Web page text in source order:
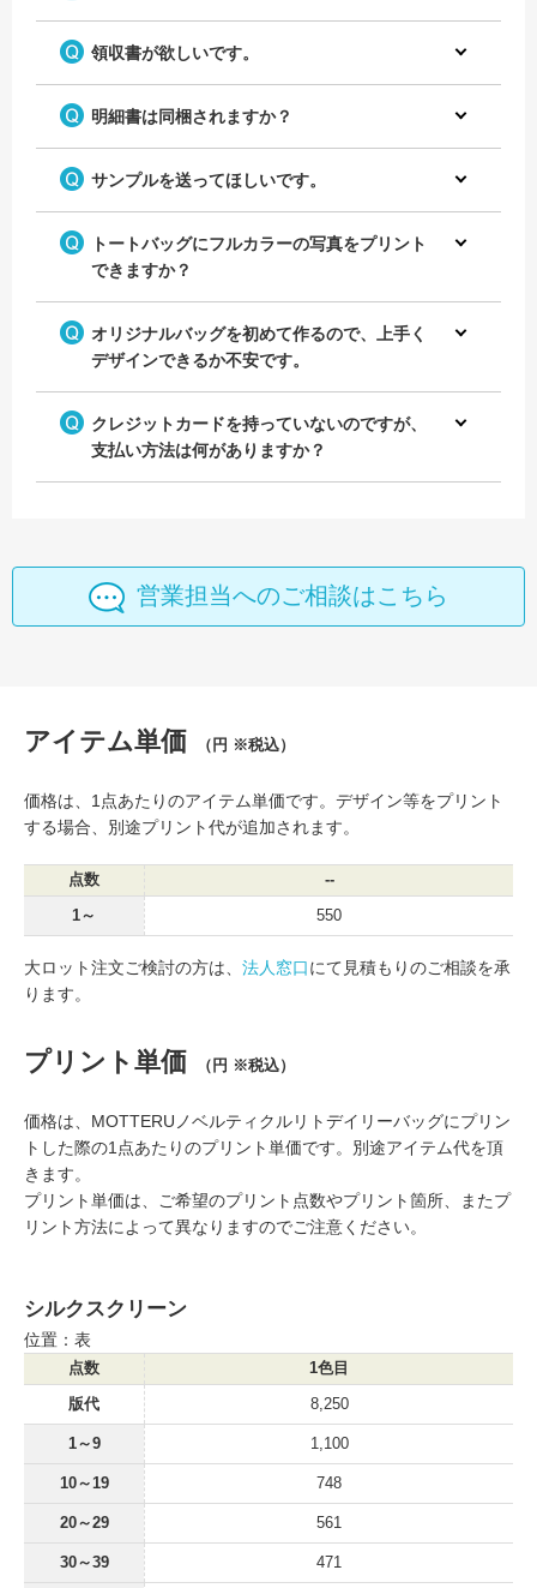
領収書が欲しいです。
明細書は同梱されますか？
サンプルを送ってほしいです。
トートバッグにフルカラーの写真をプリント
できますか？
オリジナルバッグを初めて作るので、上手く
デザインできるか不安です。
クレジットカードを持っていないのですが、
支払い方法は何がありますか？
営業担当へのご相談はこちら
アイテム単価 （円 ※税込）
価格は、1点あたりのアイテム単価です。デザイン等をプリント
する場合、別途プリント代が追加されます。
点数 --
1～ 550
大ロット注文ご検討の方は、 法人窓口にて見積もりのご相談を承
ります。
プリント単価 （円 ※税込）
価格は、MOTTERUノベルティクルリトデイリーバッグにプリン
トした際の1点あたりのプリント単価です。別途アイテム代を頂
きます。
プリント単価は、ご希望のプリント点数やプリント箇所、またプ
リント方法によって異なりますのでご注意ください。
シルクスクリーン
位置：表
点数 1色目
版代 8,250
1～9 1,100
10～19 748
20～29 561
30～39 471